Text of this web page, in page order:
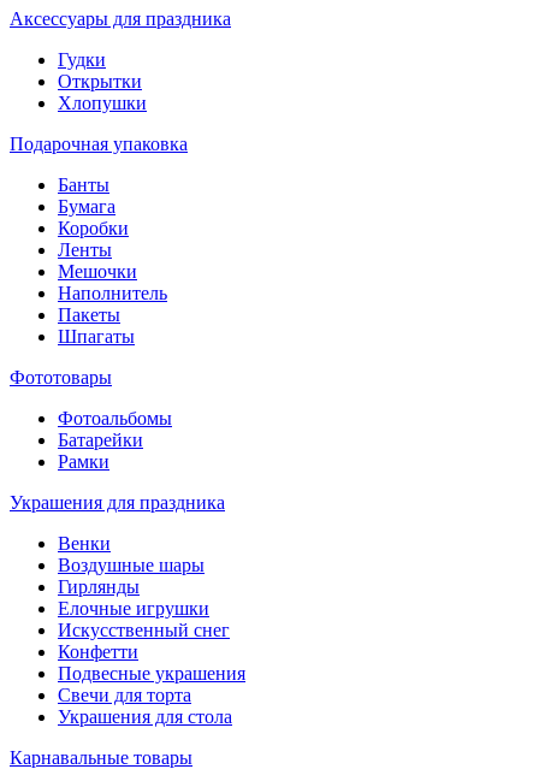
Аксессуары для праздника
Гудки
Открытки
Хлопушки
Подарочная упаковка
Банты
Бумага
Коробки
Ленты
Мешочки
Наполнитель
Пакеты
Шпагаты
Фототовары
Фотоальбомы
Батарейки
Рамки
Украшения для праздника
Венки
Воздушные шары
Гирлянды
Елочные игрушки
Искусственный снег
Конфетти
Подвесные украшения
Свечи для торта
Украшения для стола
Карнавальные товары